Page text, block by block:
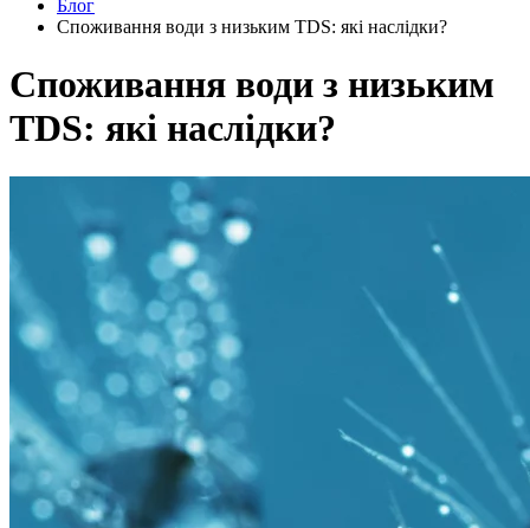
Блог
Споживання води з низьким TDS: які наслідки?
Споживання води з низьким
TDS: які наслідки?